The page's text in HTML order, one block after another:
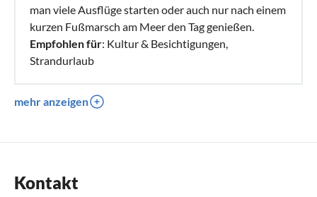
man viele Ausflüge starten oder auch nur nach einem
kurzen Fußmarsch am Meer den Tag genießen.
Empfohlen für: Kultur & Besichtigungen,
Strandurlaub
mehr anzeigen
Kontakt